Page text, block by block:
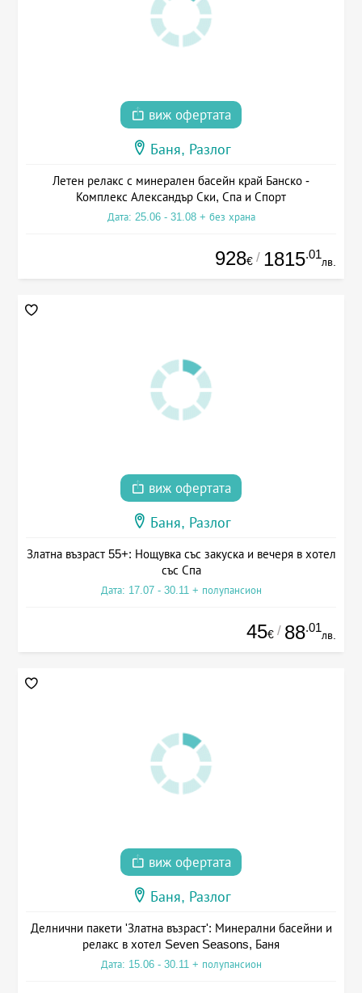
виж офертата
Баня, Разлог
Летен релакс с минерален басейн край Банско -
Комплекс Александър Ски, Спа и Спорт
Дата: 25.06 - 31.08 + без храна
928€ / 1815.01
лв.
виж офертата
Баня, Разлог
Златна възраст 55+: Нощувка със закуска и вечеря в хотел
със Спа
Дата: 17.07 - 30.11 + полупансион
45€ / 88.01
лв.
виж офертата
Баня, Разлог
Делнични пакети 'Златна възраст': Минерални басейни и
релакс в хотел Seven Seasons, Баня
Дата: 15.06 - 30.11 + полупансион